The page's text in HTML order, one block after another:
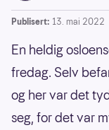
Publisert: 13. mai 2022
En heldig
fredag. Selv
og her var det
seg, for det var